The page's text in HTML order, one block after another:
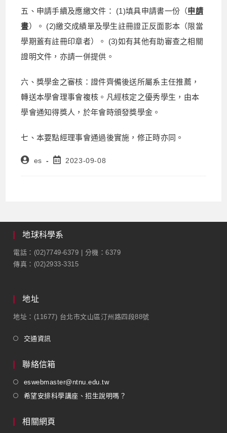
五、申請手續及應繳文件： (1)填具申請書一份（申請
書）。 (2)繳交成績單及學生註冊證正反面影本（限當
學期蓋有註冊印章者）。 (3)如有其他有助審查之相關
證明文件，亦請一併提供。
六、獎學金之審核：證件齊備後送所屬系主任推薦，
轉送本學會理事會複核。凡經核定之優秀學生，由本
學會通知得獎人，於年會時頒發獎學金。
七、本要點經理事會通過後實施，修正時亦同。
es 2023-09-08
地球科學系
電話：(02)7749-6379 | 分機：6379
傳真：(02)2933-3315
地址
地址：(11677) 台北市文山區汀州路四段88號
交通資訊
聯絡信箱
eswebmaster@ntnu.edu.tw
希望安排科學講座、招生說明嗎？
相關網頁